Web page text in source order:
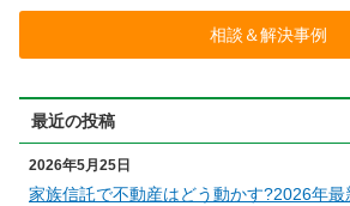
相談＆解決事例
最近の投稿
家族信託で不動産はどう動かす?2026年最
2026年5月25日